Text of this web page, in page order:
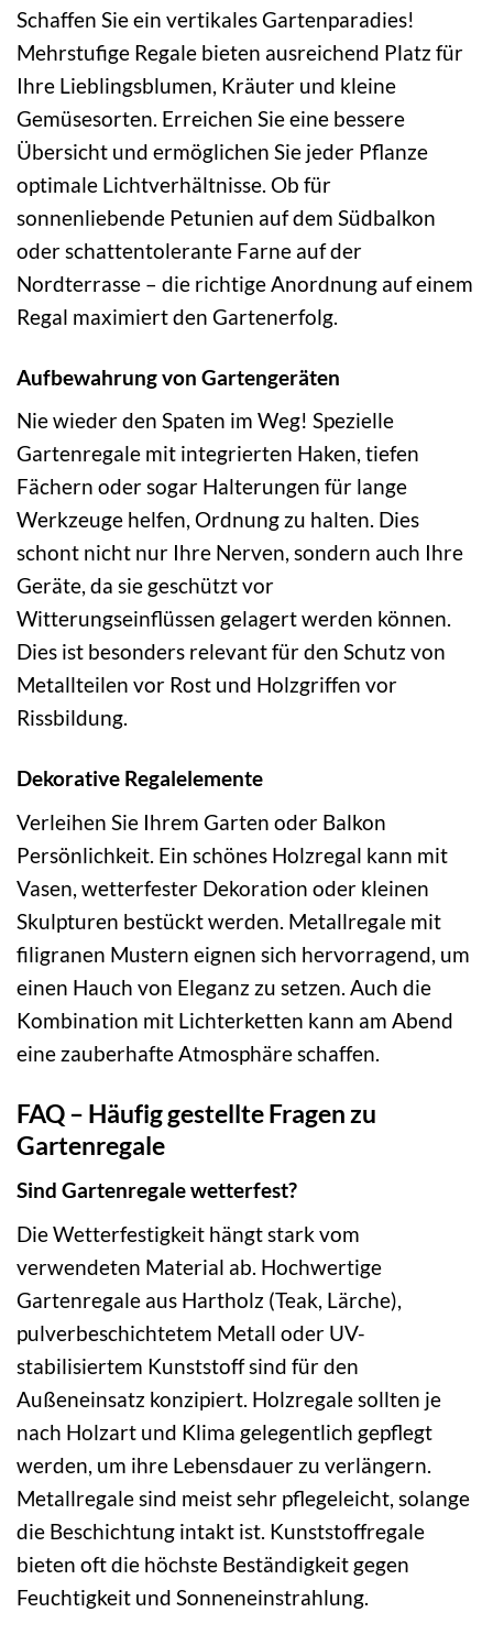
Schaffen Sie ein vertikales Gartenparadies!
Mehrstufige Regale bieten ausreichend Platz für
Ihre Lieblingsblumen, Kräuter und kleine
Gemüsesorten. Erreichen Sie eine bessere
Übersicht und ermöglichen Sie jeder Pflanze
optimale Lichtverhältnisse. Ob für
sonnenliebende Petunien auf dem Südbalkon
oder schattentolerante Farne auf der
Nordterrasse – die richtige Anordnung auf einem
Regal maximiert den Gartenerfolg.
Aufbewahrung von Gartengeräten
Nie wieder den Spaten im Weg! Spezielle
Gartenregale mit integrierten Haken, tiefen
Fächern oder sogar Halterungen für lange
Werkzeuge helfen, Ordnung zu halten. Dies
schont nicht nur Ihre Nerven, sondern auch Ihre
Geräte, da sie geschützt vor
Witterungseinflüssen gelagert werden können.
Dies ist besonders relevant für den Schutz von
Metallteilen vor Rost und Holzgriffen vor
Rissbildung.
Dekorative Regalelemente
Verleihen Sie Ihrem Garten oder Balkon
Persönlichkeit. Ein schönes Holzregal kann mit
Vasen, wetterfester Dekoration oder kleinen
Skulpturen bestückt werden. Metallregale mit
filigranen Mustern eignen sich hervorragend, um
einen Hauch von Eleganz zu setzen. Auch die
Kombination mit Lichterketten kann am Abend
eine zauberhafte Atmosphäre schaffen.
FAQ – Häufig gestellte Fragen zu
Gartenregale
Sind Gartenregale wetterfest?
Die Wetterfestigkeit hängt stark vom
verwendeten Material ab. Hochwertige
Gartenregale aus Hartholz (Teak, Lärche),
pulverbeschichtetem Metall oder UV-
stabilisiertem Kunststoff sind für den
Außeneinsatz konzipiert. Holzregale sollten je
nach Holzart und Klima gelegentlich gepflegt
werden, um ihre Lebensdauer zu verlängern.
Metallregale sind meist sehr pflegeleicht, solange
die Beschichtung intakt ist. Kunststoffregale
bieten oft die höchste Beständigkeit gegen
Feuchtigkeit und Sonneneinstrahlung.